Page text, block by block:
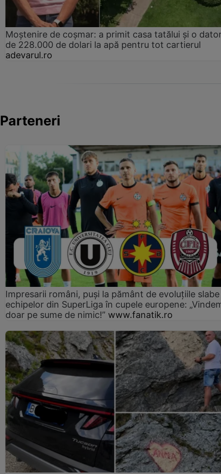
Moștenire de coșmar: a primit casa tatălui și o
de 228.000 de dolari la apă pentru tot cartierul
adevarul.ro
Parteneri
Impresarii români, puși la pământ de evoluțiile slabe
echipelor din SuperLiga în cupele europene:
doar pe sume de nimic!” www.fanatik.ro